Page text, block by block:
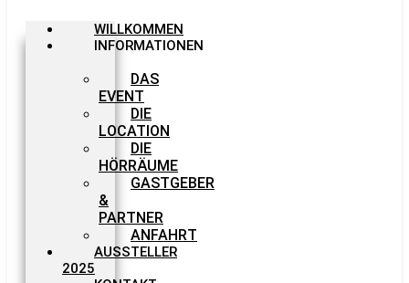
WILLKOMMEN
INFORMATIONEN
DAS
EVENT
DIE
LOCATION
DIE
HÖRRÄUME
GASTGEBER
&
PARTNER
ANFAHRT
AUSSTELLER
2025